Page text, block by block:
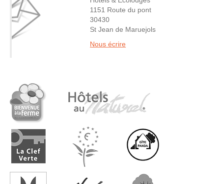
1151 Route du pont
30430
St Jean de Maruejols
Nous écrire